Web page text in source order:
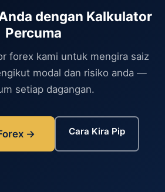
dengan Kalkulator
Percuma
forex kami untuk mengira saiz
modal dan risiko anda —
setiap dagangan.
→ Cara Kira Pip